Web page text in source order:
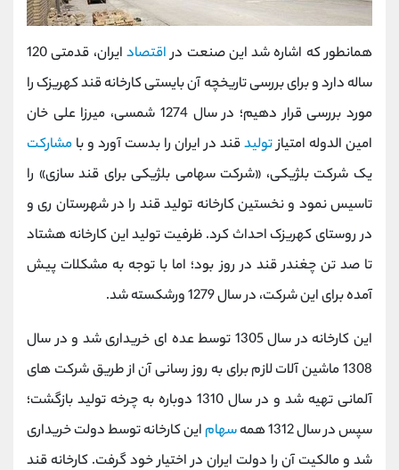
همانطور که اشاره شد این صنعت دراقتصاد
ایران، قدمتی 120
ساله دارد و برای بررسی تاریخچه آن بایستی کارخانه قند کهریزک را
مورد بررسی قرار دهیم؛ در سال 1274 شمسی، میرزا علی خان
امین الدوله امتیازتولیدقند در ایران را بدست آورد و با مشارکت
یک شرکت بلژیکی، «شرکت سهامی بلژیکی برای قند سازی» را
تاسیس نمود و نخستین کارخانه تولید قند را در شهرستان ری و
در روستای کهریزک احداث کرد. ظرفیت تولید این کارخانه هشتاد
تا صد تن چغندر قند در روز بود؛ اما با توجه به مشکلات پیش
آمده برای این شرکت، در سال 1279 ورشکسته شد.
این کارخانه در سال 1305 توسط عده ای خریداری شد و در سال
1308 ماشین آلات لازم برای به روز رسانی آن از طریق شرکت های
آلمانی تهیه شد و در سال 1310 دوباره به چرخه تولید بازگشت؛
سپس در سال 1312 همه
سهام این کارخانه توسط دولت خریداری
شد و مالکیت آن را دولت ایران در اختیار خود گرفت. کارخانه قند